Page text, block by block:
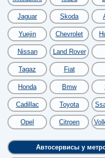
Jaguar Skoda
Yuejin Chevrolet
Nissan Land Rover
Tagaz Fiat
Honda Bmw
Cadillac Toyota
Opel Citroen
Автосервисы у